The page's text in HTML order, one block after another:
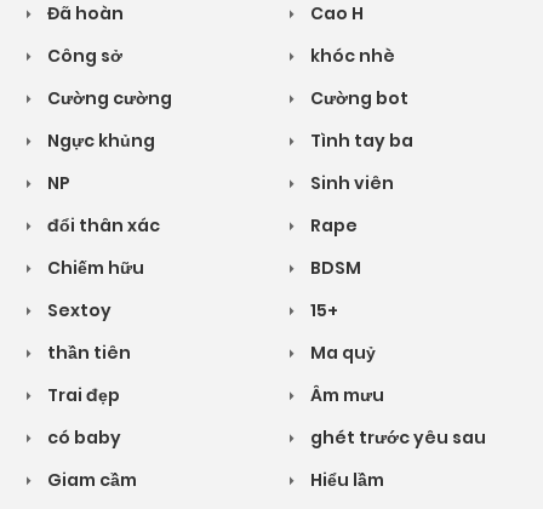
Đã hoàn
Cao H
Công sở
khóc nhè
Cường cường
Cường bot
Ngực khủng
Tình tay ba
NP
Sinh viên
đổi thân xác
Rape
Chiếm hữu
BDSM
Sextoy
15+
thần tiên
Ma quỷ
Trai đẹp
Âm mưu
có baby
ghét trước yêu sau
Giam cầm
Hiểu lầm